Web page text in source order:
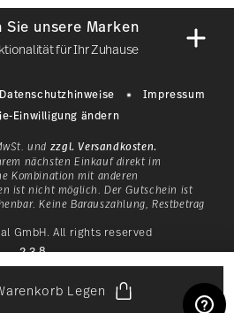
Legen
Sie unsere Marken
für Ihr Zuhause
die 1814
begann, ist
eine
Marke für ein
Datenschutzhinweise
Impressum
Einwilligung ändern
und zzgl. Versandkosten.
nächsten Einkauf direkt im
Kombination mit anderen
ist nicht möglich. Der Gutschein ist
Keine Barauszahlung, Restbetrag
GmbH. All rights reserved
2.3.8
von 10%!
Neuigkeiten, Trends
bei Newsletteranmeldung
abonniere den Rosenthal-Newsletter
Küchen und Wohn-Accessoires aus
GmbH. Abmeldung ist jederzeit mit
über den Abmeldelink im